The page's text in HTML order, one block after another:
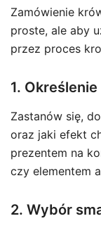
Zamówienie
proste, ale aby
przez proces
1.
Zastanów się,
oraz jaki efekt
prezentem na
czy elementem
2. Wybór